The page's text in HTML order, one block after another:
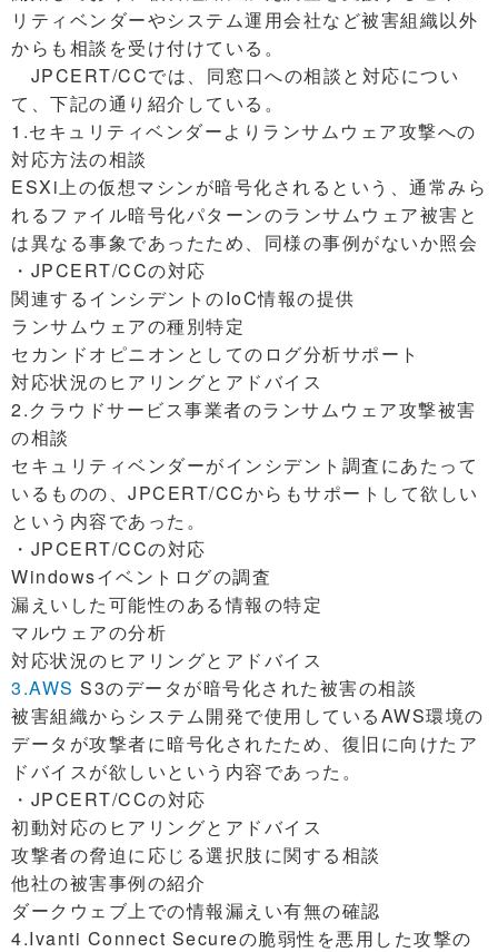
リティベンダーやシステム運用会社など被害組織以外
からも相談を受け付けている。
JPCERT/CCでは、同窓口への相談と対応につい
て、下記の通り紹介している。
1.セキュリティベンダーよりランサムウェア攻撃への
対応方法の相談
ESXi上の仮想マシンが暗号化されるという、通常みら
れるファイル暗号化パターンのランサムウェア被害と
は異なる事象であったため、同様の事例がないか照会
・JPCERT/CCの対応
関連するインシデントのIoC情報の提供
ランサムウェアの種別特定
セカンドオピニオンとしてのログ分析サポート
対応状況のヒアリングとアドバイス
2.クラウドサービス事業者のランサムウェア攻撃被害
の相談
セキュリティベンダーがインシデント調査にあたって
いるものの、JPCERT/CCからもサポートして欲しい
という内容であった。
・JPCERT/CCの対応
Windowsイベントログの調査
漏えいした可能性のある情報の特定
マルウェアの分析
対応状況のヒアリングとアドバイス
3.AWS S3のデータが暗号化された被害の相談
被害組織からシステム開発で使用しているAWS環境の
データが攻撃者に暗号化されたため、復旧に向けたア
ドバイスが欲しいという内容であった。
・JPCERT/CCの対応
初動対応のヒアリングとアドバイス
攻撃者の脅迫に応じる選択肢に関する相談
他社の被害事例の紹介
ダークウェブ上での情報漏えい有無の確認
4.Ivanti Connect Secureの脆弱性を悪用した攻撃の